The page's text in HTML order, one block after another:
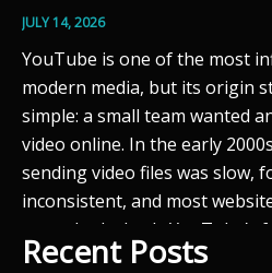
JULY 14, 2026
YouTube is one of the most
modern media, but its origin
simple: a small team wanted
video online. In the early
sending video files was slow,
inconsistent, and most
smooth playback. YouTube’s
removing…
Recent Posts